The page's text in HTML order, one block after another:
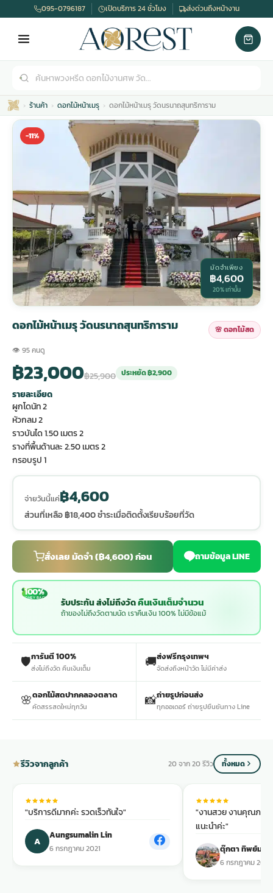
ดอกไม้หน้าศพ
ดอกไม้จัดงานศพ
จัดดอกไม้หน้าศพ
ดอกไม้หน้าหีบ
ดอกไม้หน้าโลง
จัดดอกไม้หน้ารูป
จัดดอกไม้หน้าโลง
ดอกไม้ศพ
ดอกไม้งานศพ ส่งด่วน
ดอกไม้งานศพ กรุงเทพ
ดอกไม้งานศพ ปากคลองตลาด
ร้านดอกไม้งานศพ ใกล้ฉัน
ดอกไม้งานศพ ราคาถูก
ดอกไม้งานศพ ส่งฟรี
ดอกไม้งานศพ ออนไลน์
พวงดอกไม้งานศพ
พวงหรีด กรุงเทพ
พวงหรีดราคา
สั่งพวงหรีด
ร้านพวงหรีด
พวงหรีดปทุม
พวงหรีดพระราม 2
พวงหรีด ปากคลองตลาด
พวงหรีดราคาถูก
พวงหรีดดอกไม้สด
พวงหรีดดอกไม้สด ราคาถูก
สั่งพวงหรีด ออนไลน์
ส่งพวงหรีด ด่วน กรุงเทพ
ร้านพวงหรีด กรุงเทพ ส่งฟรี
พวงหรีด ส่งด่วน วันนี้
มรุ
น้าเมรุ
มรุสีขาว
ไม้หน้าเมรุ
น้าเมรุ ราคา
มรุ กรุงเทพ
ม้หน้าเมรุ
มรุ ราคาถูก
ม้หน้าเมรุ
ระดับเมรุ
มรุ ส่งด่วน
น้าเมรุ กรุงเทพ
ไม้งานแต่ง
ไม้งานแต่ง ราคา
ไม้งานแต่ง ราคาถูก
ไม้งานแต่ง กรุงเทพ
ดอกไม้งานแต่ง
ไม้งานแต่ง แบบสวยๆ
พวงหรีดพัดลม
พวงหรีดพัดลม ราคา
พวงหรีดพัดลม ราคาถูก
พวงหรีดพัดลม กรุงเทพ
สั่งพวงหรีดพัดลม
ร้านพวงหรีดพัดลม
พวงหรีดพัดลม ปากคลองตลาด
พวงหรีดพัดลม แบบสวยๆ
รับจัดงานศพ
รับจัดงานศพ ราคา
รับจัดงานศพ ครบวงจร
รับจัดงานศพ กรุงเทพ
ค่าใช้จ่ายจัดงานศพ
จัดงานศพ วัด
ขั้นตอนจัดงานศพ
จัดงานศพ ราคาถูก
095-0796187 เปิดบริการ 24 ชั่วโมง ส่งด่วนถึงหน้างาน
ร้านค้า ดอกไม้หน้าเมรุ ดอกไม้หน้าเมรุ วัดนรนาถสุนทริการาม
-11%
มัดจำเพียง
฿4,600
20% เท่านั้น
ดอกไม้หน้าเมรุ วัดนรนาถสุนทริการาม 🌸 ดอกไม้สด
👁 95 คนดู
฿23,000฿25,900 ประหยัด ฿2,900
รายละเอียด
ผูกโดนัท 2
หัวกลม 2
ราวบันได 1.50 เมตร 2
รางที่พื้นด้านละ 2.50 เมตร 2
กรอบรูป 1
จ่ายวันนี้แค่฿4,600
ส่วนที่เหลือ ฿18,400 ชำระเมื่อติดตั้งเรียบร้อยที่วัด
สั่งเลย มัดจำ (฿4,600) ก่อน ถามข้อมูล LINE
100%
MONEY BACK รับประกัน ส่งไม่ถึงวัดคืนเงินเต็มจำนวน
ถ้าของไม่ถึงวัดตามนัด เราคืนเงิน 100% ไม่มีข้อแม้
🛡️การันตี 100%
ส่งไม่ถึงวัด คืนเงินเต็ม 🚚ส่งฟรีกรุงเทพฯ
จัดส่งถึงหน้าวัด ไม่มีค่าส่ง
🌸ดอกไม้สดปากคลองตลาด
คัดสรรสดใหม่ทุกวัน 📸ถ่ายรูปก่อนส่ง
ทุกออเดอร์ ถ่ายรูปยืนยันทาง Line
รีวิวจากลูกค้า 20 จาก 20 รีวิว ทั้งหมด
"บริการดีมากค่ะ รวดเร็วทันใจ"
A Aungsumalin Lin
6 กรกฎาคม 2021
"งานสวย งานคุณภาพ
แนะนำค่ะ"
ตุ๊กตา ทิพย์มง
6 กรกฎาคม 2021